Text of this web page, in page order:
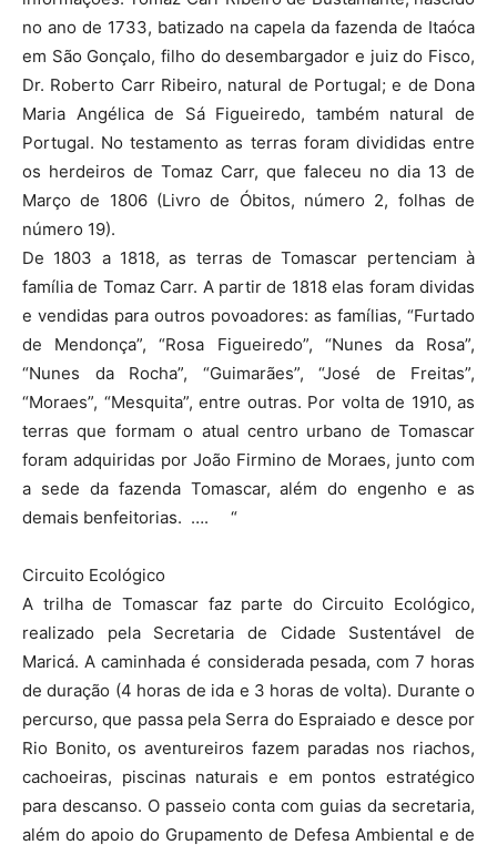
no ano de 1733, batizado na capela da fazenda de Itaóca
em São Gonçalo, filho do desembargador e juiz do Fisco,
Dr. Roberto Carr Ribeiro, natural de Portugal; e de Dona
Maria Angélica de Sá Figueiredo, também natural de
Portugal. No testamento as terras foram divididas entre
os herdeiros de Tomaz Carr, que faleceu no dia 13 de
Março de 1806 (Livro de Óbitos, número 2, folhas de
número 19).
De 1803 a 1818, as terras de Tomascar pertenciam à
família de Tomaz Carr. A partir de 1818 elas foram dividas
e vendidas para outros povoadores: as famílias, “Furtado
de Mendonça”, “Rosa Figueiredo”, “Nunes da Rosa”,
“Nunes da Rocha”, “Guimarães”, “José de Freitas”,
“Moraes”, “Mesquita”, entre outras. Por volta de 1910, as
terras que formam o atual centro urbano de Tomascar
foram adquiridas por João Firmino de Moraes, junto com
a sede da fazenda Tomascar, além do engenho e as
demais benfeitorias. …. “
Circuito Ecológico
A trilha de Tomascar faz parte do Circuito Ecológico,
realizado pela Secretaria de Cidade Sustentável de
Maricá. A caminhada é considerada pesada, com 7 horas
de duração (4 horas de ida e 3 horas de volta). Durante o
percurso, que passa pela Serra do Espraiado e desce por
Rio Bonito, os aventureiros fazem paradas nos riachos,
cachoeiras, piscinas naturais e em pontos estratégico
para descanso. O passeio conta com guias da secretaria,
além do apoio do Grupamento de Defesa Ambiental e de